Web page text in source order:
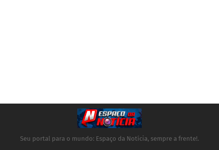
Seu portal para o mundo: Espaço da Notícia, sempre a frente!.